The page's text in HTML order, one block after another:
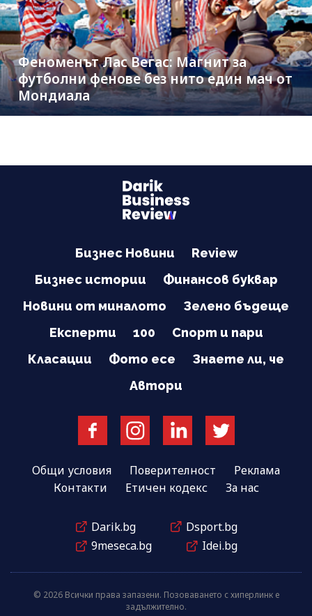
Феноменът Лас Вегас: Магнит за
футболни фенове без нито един мач от
Мондиала
Бизнес Новини
Review
Бизнес истории
Финансов буквар
Новини от миналото
Зелено бъдеще
Експерти
100
Спорт и пари
Класации
Фото есе
Знаете ли, че
Автори
Общи условия Поверителност
Реклама
Контакти
Етичен кодекс За нас
Darik.bg
Dsport.bg
9meseca.bg
Idei.bg
© 2026 Всички права запазени. Позоваването с хиперлинк е
задължително.